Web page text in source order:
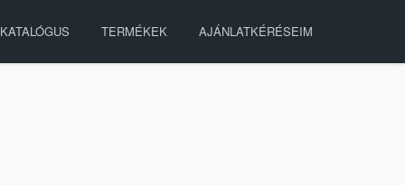
KATALÓGUS TERMÉKEK AJÁNLATKÉRÉSEIM